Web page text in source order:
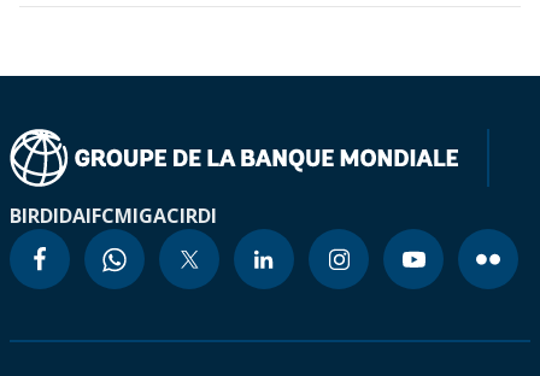
BIRDIDAIFCMIGACIRDI